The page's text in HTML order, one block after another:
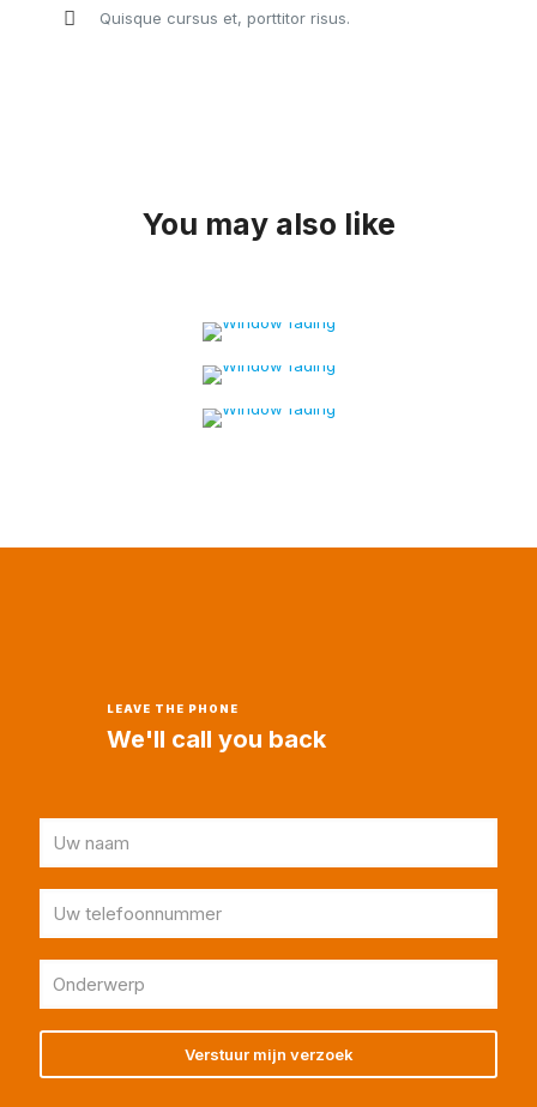
Quisque cursus et, porttitor risus.
You may also like
Ceramic
FROM $299.00
with foil
Non-invasive
window tinting
LEAVE THE PHONE
We'll call you back